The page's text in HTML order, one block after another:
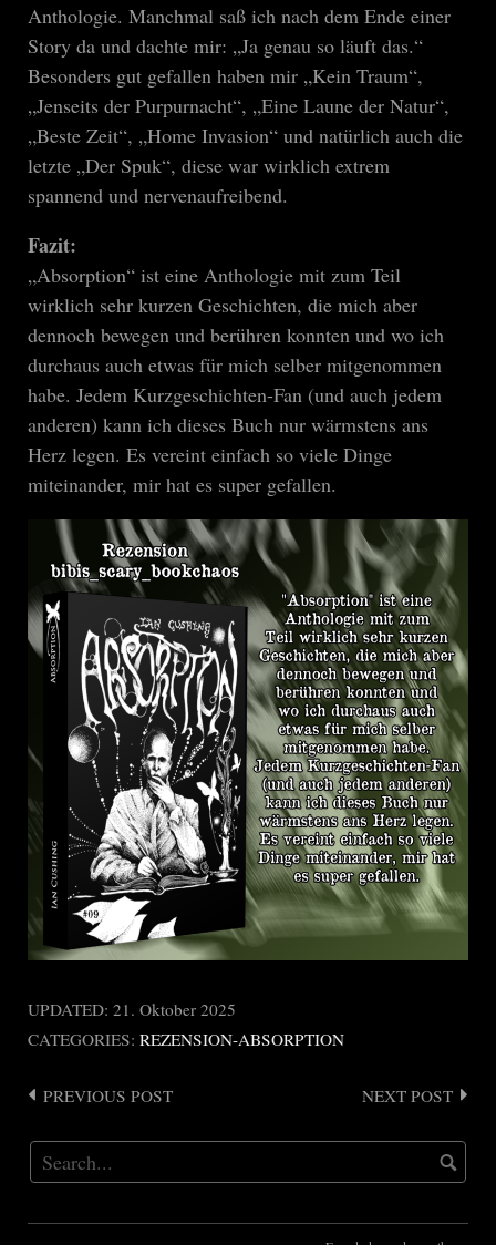
Anthologie. Manchmal saß ich nach dem Ende einer
Story da und dachte mir: „Ja genau so läuft das.“
Besonders gut gefallen haben mir „Kein Traum“,
„Jenseits der Purpurnacht“, „Eine Laune der Natur“,
„Beste Zeit“, „Home Invasion“ und natürlich auch die
letzte „Der Spuk“, diese war wirklich extrem
spannend und nervenaufreibend.
Fazit:
„Absorption“ ist eine Anthologie mit zum Teil
wirklich sehr kurzen Geschichten, die mich aber
dennoch bewegen und berühren konnten und wo ich
durchaus auch etwas für mich selber mitgenommen
habe. Jedem Kurzgeschichten-Fan (und auch jedem
anderen) kann ich dieses Buch nur wärmstens ans
Herz legen. Es vereint einfach so viele Dinge
miteinander, mir hat es super gefallen.
UPDATED: 21. Oktober 2025
CATEGORIES: REZENSION-ABSORPTION
Post
navigation
PREVIOUS POST NEXT POST